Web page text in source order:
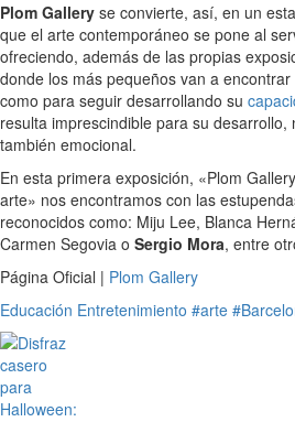
Plom Gallery se convierte, así, en un
que el arte contemporáneo se pone al
ofreciendo, además de las propias
donde los más pequeños van a
como para seguir desarrollando su
resulta imprescindible para su desarrollo,
también emocional.
En esta primera exposición, «Plom
arte» nos encontramos con las
reconocidos como: Miju Lee, Blanca
Carmen Segovia o Sergio Mora, entre
Página Oficial | Plom Gallery
Educación Entretenimiento #arte